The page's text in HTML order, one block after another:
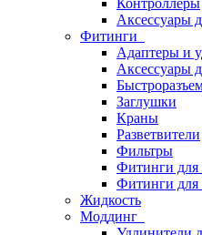
Контроллеры
Аксессуары
Фитинги
Адаптеры и
Аксессуары
Заглушки
Краны
Разветвители
Фильтры
Фитинги для
Фитинги для
Жидкость
Моддинг